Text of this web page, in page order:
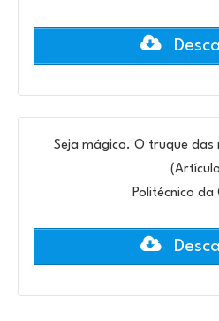
Seja mágico. O truque das
Politécnico da